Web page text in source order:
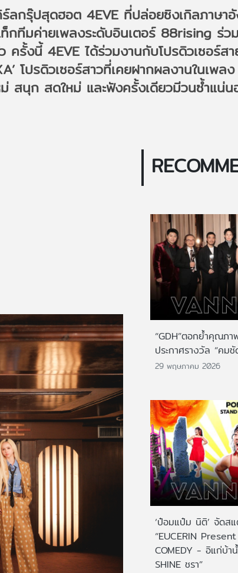
กรุ๊ปสุดฮอต 4EVE ที่ปล่อยซิงเกิลภาษา
กทีมค่ายเพลงระดับอินเตอร์ 88rising ร่ว
รั้งนี้ 4EVE ได้ร่วมงานกับโปรดิวเซอร์ส
โปรดิวเซอร์สาวที่เคยฝากผลงานในเพล
สนุก สดใหม่ และฟังครั้งเดียวมีวนซ้ำแน่น
“GDH”ตอกย้ำคุณภ
ประกาศรางวัล “ค
29 พฤษภาคม 2026
‘ป๋อมแป๋ม นิติ’ จัดส
“EUCERIN
COMEDY - อิแก่บ้
SHINE ชรา”